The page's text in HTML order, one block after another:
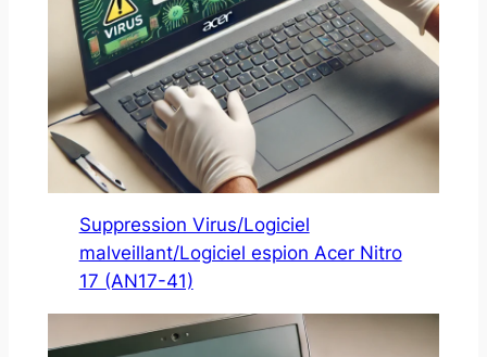
Suppression Virus/Logiciel
malveillant/Logiciel espion Acer Nitro
17 (AN17-41)